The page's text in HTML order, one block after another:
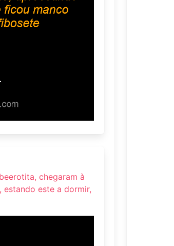
chegaram à
este a dormir,